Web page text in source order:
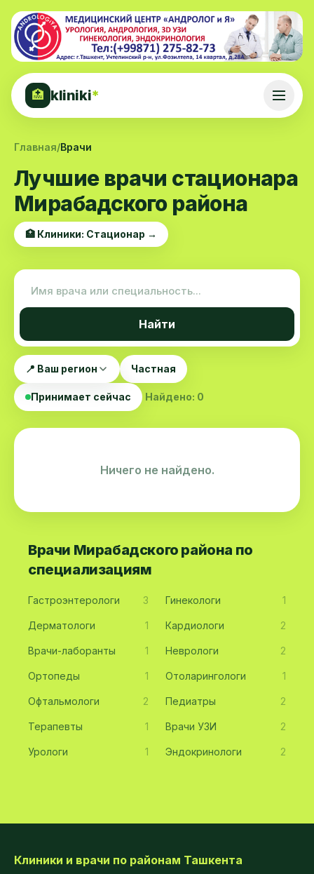
🏥 kliniki*
Главная/Врачи
Лучшие врачи стационара
Мирабадского района
🏥 Клиники: Стационар →
Найти
📍 Ваш регион Частная
Принимает сейчас Найдено: 0
Ничего не найдено.
Врачи Мирабадского района по
специализациям
Гастроэнтерологи 3 Гинекологи 1
Дерматологи 1 Кардиологи 2
Врачи-лаборанты 1 Неврологи 2
Ортопеды 1 Отоларингологи 1
Офтальмологи 2 Педиатры 2
Терапевты 1 Врачи УЗИ 2
Урологи 1 Эндокринологи 2
Клиники и врачи по районам Ташкента